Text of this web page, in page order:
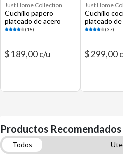
Just Home Collection
Cuchillo papero
plateado de acero
inoxidable 8 cm
(18)
$ 189,00 c/u
Just Home
Cuchillo
plateado de
inoxidable
(37)
$ 299,00
Productos Recomendados
Todos